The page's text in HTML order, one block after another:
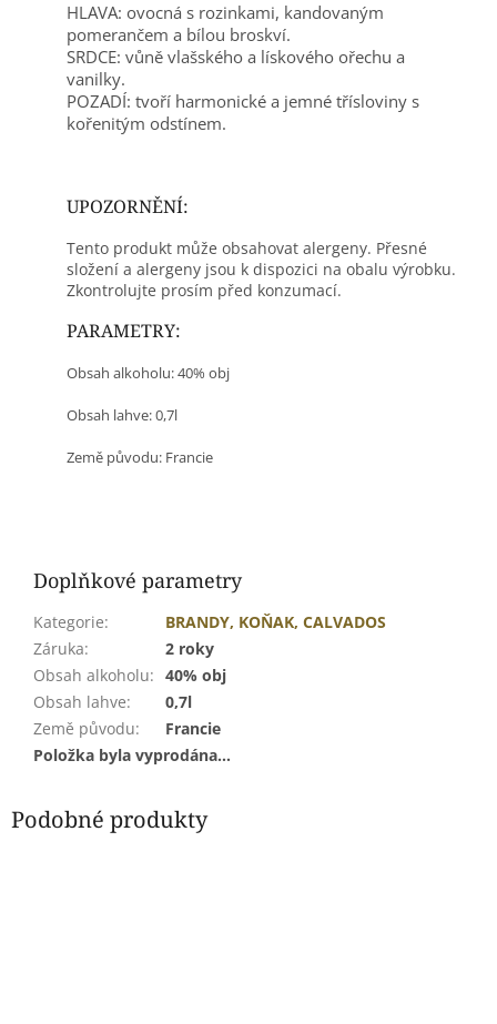
HLAVA: ovocná s rozinkami, kandovaným
pomerančem a bílou broskví.
SRDCE: vůně vlašského a lískového ořechu a
vanilky.
POZADÍ: tvoří harmonické a jemné třísloviny s
kořenitým odstínem.
UPOZORNĚNÍ:
Tento produkt může obsahovat alergeny. Přesné
složení a alergeny jsou k dispozici na obalu výrobku.
Zkontrolujte prosím před konzumací.
PARAMETRY:
Obsah alkoholu: 40% obj
Obsah lahve: 0,7l
Země původu: Francie
Doplňkové parametry
Kategorie:
BRANDY, KOŇAK, CALVADOS
Záruka:
2 roky
Obsah alkoholu: 40% obj
Obsah lahve:
0,7l
Země původu:
Francie
Položka byla vyprodána…
Podobné produkty